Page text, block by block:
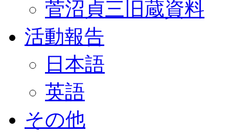
菅沼貞三旧蔵資料
活動報告
日本語
英語
その他